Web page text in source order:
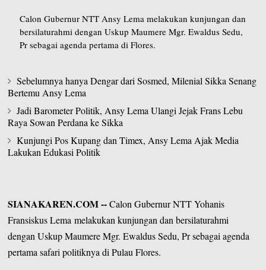
Calon Gubernur NTT Ansy Lema melakukan kunjungan dan
bersilaturahmi dengan Uskup Maumere Mgr. Ewaldus Sedu,
Pr sebagai agenda pertama di Flores.
Sebelumnya hanya Dengar dari Sosmed, Milenial Sikka Senang
Bertemu Ansy Lema
Jadi Barometer Politik, Ansy Lema Ulangi Jejak Frans Lebu
Raya Sowan Perdana ke Sikka
Kunjungi Pos Kupang dan Timex, Ansy Lema Ajak Media
Lakukan Edukasi Politik
SIANAKAREN.COM--Calon Gubernur NTTYohanis
Fransiskus Lema melakukan kunjungan dan bersilaturahmi
dengan Uskup Maumere Mgr. Ewaldus Sedu, Pr sebagai agenda
pertama safari politiknya di Pulau Flores.